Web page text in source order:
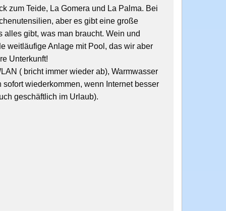
zum Teide, La Gomera und La Palma. Bei
aber es gibt eine große
alles gibt, was man braucht. Wein und
weitläufige Anlage mit Pool, das wir aber
Unterkunft!
( bricht immer wieder ab), Warmwasser
sofort wiederkommen, wenn Internet besser
geschäftlich im Urlaub).